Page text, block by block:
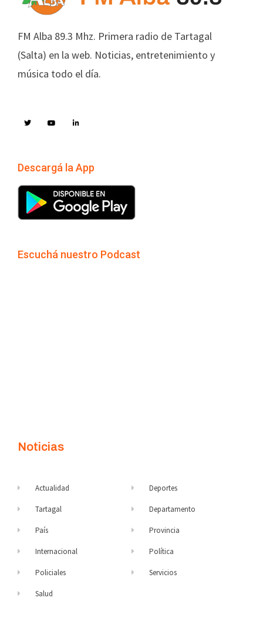
FM Alba 89.3 Mhz. Primera radio de Tartagal
(Salta) en la web. Noticias, entretenimiento y
música todo el día.
Descargá la App
Escuchá nuestro Podcast
Noticias
Actualidad
Tartagal
País
Internacional
Policiales
Salud
Deportes
Departamento
Provincia
Política
Servicios